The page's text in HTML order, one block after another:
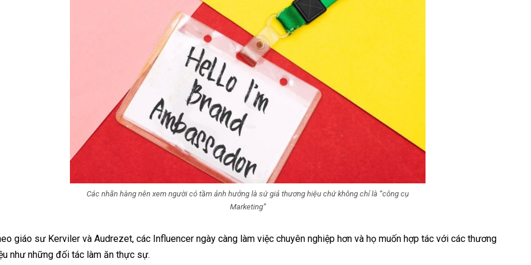
Các nhãn hàng nên xem người có tầm ảnh hưởng là sứ giả thương hiệu chứ không chỉ là “công cụ
Marketing”
giáo sư Kerviler và Audrezet, các Influencer ngày càng làm việc chuyên nghiệp hơn và họ muốn hợp tác với các thương
như những đối tác làm ăn thực sự.